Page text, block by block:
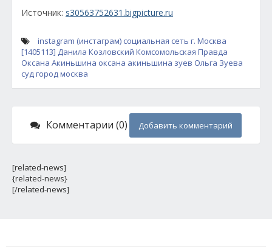
Источник: s30563752631.bigpicture.ru
instagram (инстаграм) социальная сеть г. Москва
[1405113] Данила Козловский Комсомольская Правда
Оксана Акиньшина оксана акиньшина зуев Ольга Зуева
судгород москва
Комментарии (0) Добавить комментарий
[related-news]
{related-news}
[/related-news]